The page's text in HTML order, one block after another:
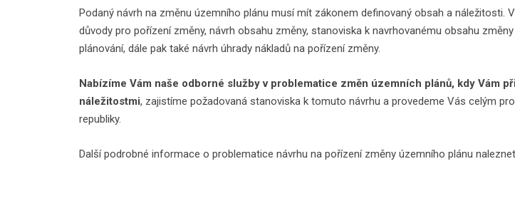
Podaný návrh na změnu územního plánu musí mít zákonem definovaný obsah a
důvody pro pořízení změny, návrh obsahu změny, stanoviska k navrhovanému obsahu
plánování, dále pak také návrh úhrady nákladů na pořízení změny.
Nabízíme Vám naše odborné služby v problematice změn územních plánů, kdy Vám
náležitostmi, zajistíme požadovaná stanoviska k tomuto návrhu a provedeme Vás celým
republiky.
Další podrobné informace o problematice návrhu na pořízení změny územního plánu